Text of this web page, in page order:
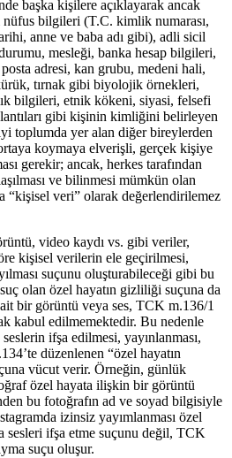
başka kişilere açıklayarak ancak
nüfus bilgileri (T.C. kimlik numarası,
anne ve baba adı gibi), adli sicil
mesleği, banka hesap bilgileri,
adresi, kan grubu, medeni hali,
tırnak gibi biyolojik örnekleri,
bilgileri, etnik kökeni, siyasi, felsefi
gibi kişinin kimliğini belirleyen
toplumda yer alan diğer bireylerden
koymaya elverişli, gerçek kişiye
gerekir; ancak, herkes tarafından
ve bilinmesi mümkün olan
“kişisel veri” olarak değerlendirilemez
video kaydı vs. gibi veriler,
kişisel verilerin ele geçirilmesi,
suçunu oluşturabileceği gibi bu
olan özel hayatın gizliliği suçuna da
bir görüntü veya ses, TCK m.136/1
kabul edilmemektedir. Bu nedenle
ifşa edilmesi, yayınlanması,
düzenlenen “özel hayatın
vücut verir. Örneğin, günlük
özel hayata ilişkin bir görüntü
bu fotoğrafın ad ve soyad bilgisiyle
izinsiz yayımlanması özel
sesleri ifşa etme suçunu değil, TCK
suçu oluşur.